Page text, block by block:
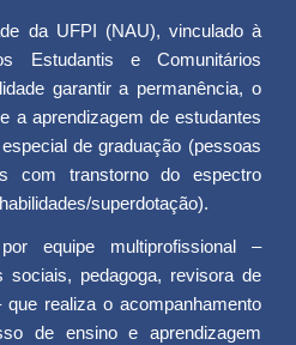
da UFPI (NAU), vinculado à
Estudantis e Comunitários
garantir a permanência, o
a aprendizagem de estudantes
de graduação (pessoas
com transtorno do espectro
superdotação).
equipe multiprofissional –
sociais, pedagoga, revisora de
realiza o acompanhamento
de ensino e aprendizagem